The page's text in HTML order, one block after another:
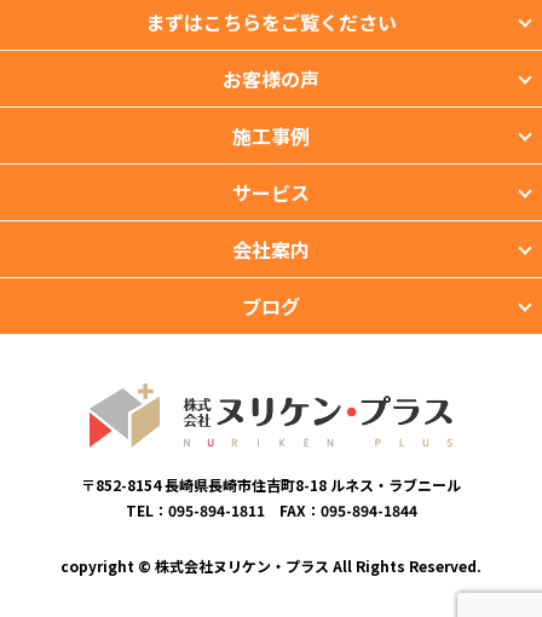
まずはこちらをご覧ください
お客様の声
施工事例
サービス
会社案内
ブログ
〒852-8154 長崎県長崎市住吉町8-18 ルネス・ラブニール
TEL：095-894-1811 FAX：095-894-1844
copyright © 株式会社ヌリケン・プラス All Rights Reserved.